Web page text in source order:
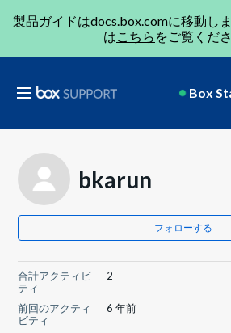
製品ガイドはdocs.box.comに移動し
はこちら をご覧くださ
Box
bkarun
フォローする
合計アクティビ
ティ
2
前回のアクティ
ビティ
6 年前